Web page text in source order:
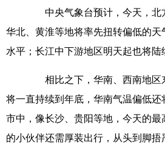
中央气象台预计，今天，北
华北、黄淮等地将率先扭转偏低的天
水平；长江中下游地区明天起也将陆
相比之下，华南、西南地区
将一直持续到年底，华南气温偏低
市中，像长沙、贵阳等地，今天的
的小伙伴还需厚装出行，从头到脚捂